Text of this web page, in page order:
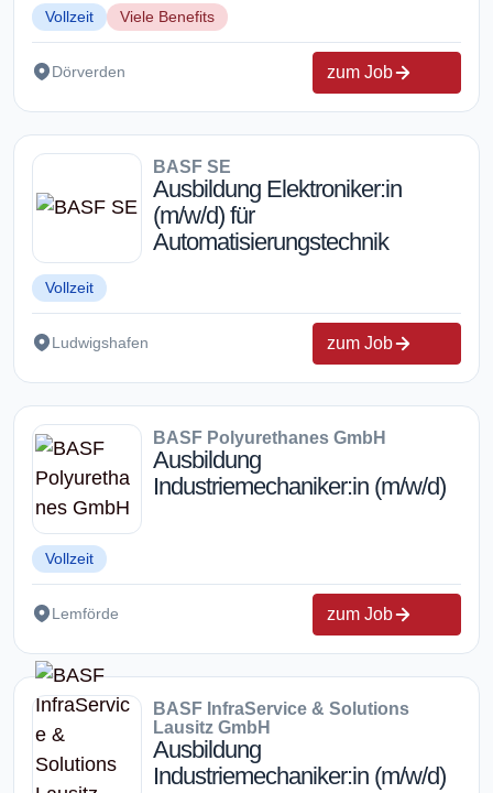
Vollzeit Viele Benefits
Dörverden zum Job
BASF SE
Ausbildung Elektroniker:in
(m/w/d) für
Automatisierungstechnik
Vollzeit
Ludwigshafen zum Job
BASF Polyurethanes GmbH
Ausbildung
Industriemechaniker:in (m/w/d)
Vollzeit
Lemförde zum Job
BASF InfraService & Solutions
Lausitz GmbH
Ausbildung
Industriemechaniker:in (m/w/d)